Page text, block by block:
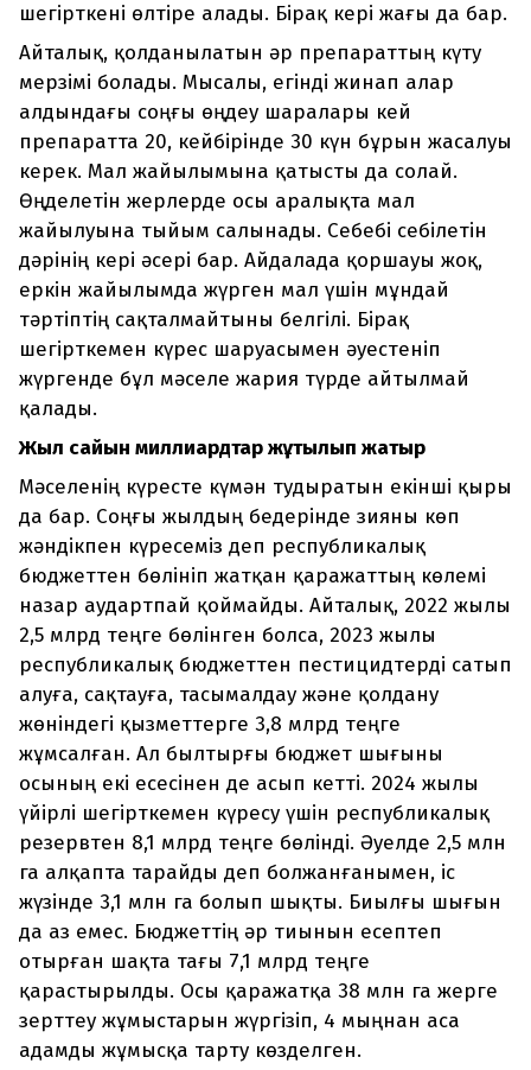
шегірткені өлтіре алады. Бірақ кері жағы да бар.
Айталық, қолданылатын әр препараттың күту
мерзімі болады. Мысалы, егінді жинап алар
алдындағы соңғы өңдеу шаралары кей
препаратта 20, кейбірінде 30 күн бұрын жасалуы
керек. Мал жайылымына қатысты да солай.
Өңделетін жерлерде осы аралықта мал
жайылуына тыйым салынады. Себебі себілетін
дәрінің кері әсері бар. Айдалада қоршауы жоқ,
еркін жайылымда жүрген мал үшін мұндай
тәртіптің сақталмайтыны белгілі. Бірақ
шегірткемен күрес шаруасымен әуестеніп
жүргенде бұл мәселе жария түрде айтылмай
қалады.
Жыл сайын миллиардтар жұтылып жатыр
Мәселенің күресте күмән тудыратын екінші қыры
да бар. Соңғы жылдың бедерінде зияны көп
жәндікпен күресеміз деп республикалық
бюджеттен бөлініп жатқан қаражаттың көлемі
назар аудартпай қоймайды. Айталық, 2022 жылы
2,5 млрд теңге бөлінген болса, 2023 жылы
республикалық бюджеттен пестицидтерді сатып
алуға, сақтауға, тасымалдау және қолдану
жөніндегі қызметтерге 3,8 млрд теңге
жұмсалған. Ал былтырғы бюджет шығыны
осының екі есесінен де асып кетті. 2024 жылы
үйірлі шегірткемен күресу үшін республикалық
резервтен 8,1 млрд теңге бөлінді. Әуелде 2,5 млн
га алқапта тарайды деп болжанғанымен, іс
жүзінде 3,1 млн га болып шықты. Биылғы шығын
да аз емес. Бюджеттің әр тиынын есептеп
отырған шақта тағы 7,1 млрд теңге
қарастырылды. Осы қаражатқа 38 млн га жерге
зерттеу жұмыстарын жүргізіп, 4 мыңнан аса
адамды жұмысқа тарту көзделген.